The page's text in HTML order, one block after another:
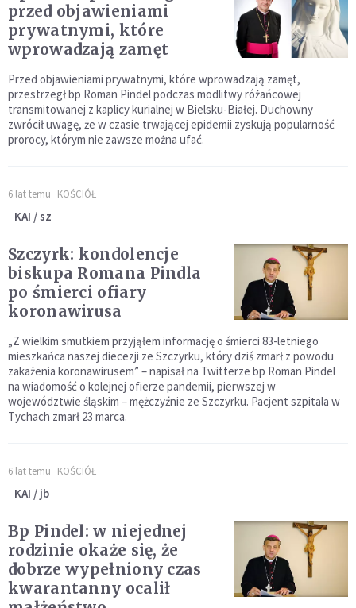
przed objawieniami
prywatnymi, które
wprowadzają zamęt
Przed objawieniami prywatnymi, które wprowadzają zamęt,
przestrzegł bp Roman Pindel podczas modlitwy różańcowej
transmitowanej z kaplicy kurialnej w Bielsku-Białej. Duchowny
zwrócił uwagę, że w czasie trwającej epidemii zyskują popularność
prorocy, którym nie zawsze można ufać.
6 lat temu KOŚCIÓŁ
KAI / sz
Szczyrk: kondolencje
biskupa Romana Pindla
po śmierci ofiary
koronawirusa
„Z wielkim smutkiem przyjąłem informację o śmierci 83-letniego
mieszkańca naszej diecezji ze Szczyrku, który dziś zmarł z powodu
zakażenia koronawirusem” – napisał na Twitterze bp Roman Pindel
na wiadomość o kolejnej ofierze pandemii, pierwszej w
województwie śląskim – mężczyźnie ze Szczyrku. Pacjent szpitala w
Tychach zmarł 23 marca.
6 lat temu KOŚCIÓŁ
KAI / jb
Bp Pindel: w niejednej
rodzinie okaże się, że
dobrze wypełniony czas
kwarantanny ocalił